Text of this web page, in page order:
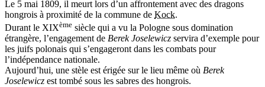
Le 5 mai 1809, il meurt lors d’un affrontement avec des dragons
hongrois à proximité de la commune de Kock.
Durant le XIXème siècle qui a vu la Pologne sous domination
étrangère, l’engagement de Berek Joselewicz servira d’exemple pour
les juifs polonais qui s’engageront dans les combats pour
l’indépendance nationale.
Aujourd’hui, une stèle est érigée sur le lieu même où Berek
Joselewicz est tombé sous les sabres des hongrois.